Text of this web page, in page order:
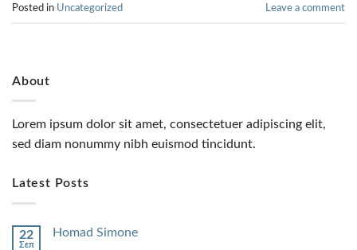
Posted in Uncategorized Leave a comment
About
Lorem ipsum dolor sit amet, consectetuer adipiscing elit,
sed diam nonummy nibh euismod tincidunt.
Latest Posts
22
Σεπ
Homad Simone